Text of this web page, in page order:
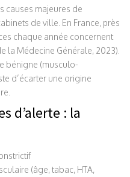
causes majeures de
de ville. En France, près
chaque année concernent
la Médecine Générale, 2023).
bénigne (musculo-
d’écarter une origine
d’alerte : la
(âge, tabac, HTA,